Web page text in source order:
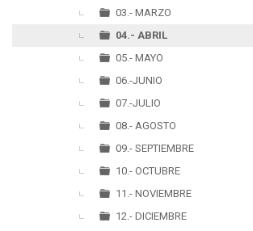
03.- MARZO
04.- ABRIL
05.- MAYO
06.-JUNIO
07.-JULIO
08.- AGOSTO
09.- SEPTIEMBRE
10.- OCTUBRE
11.- NOVIEMBRE
12.- DICIEMBRE